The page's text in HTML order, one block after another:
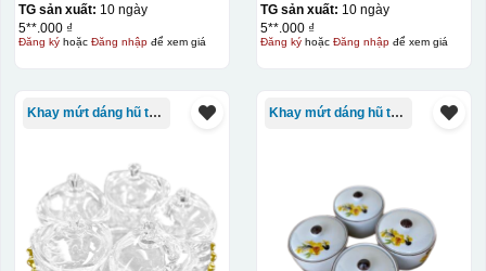
Kiểu in:
Hộp xi lót lụa
Hộp xi ấm chén
TG sản xuất: 10 ngày
5**.000 ₫
Đăng kýhoặc Đăng nhậpđể xem giá
TG sản xuất: 10 ngày
5**.000 ₫
Đăng kýhoặc Đăng nhậpđể xem giá
Khay mứt dáng hũ tròn Khay mứt dáng hũ tròn